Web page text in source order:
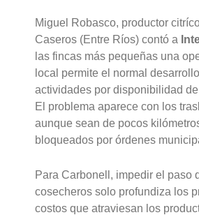
Miguel Robasco, productor
Caseros (Entre Ríos) contó a
las fincas más pequeñas una
local permite el normal
actividades por disponibilidad
El problema aparece con los
aunque sean de pocos
bloqueados por órdenes
Para Carbonell, impedir el paso
cosecheros solo profundiza los
costos que atraviesan los